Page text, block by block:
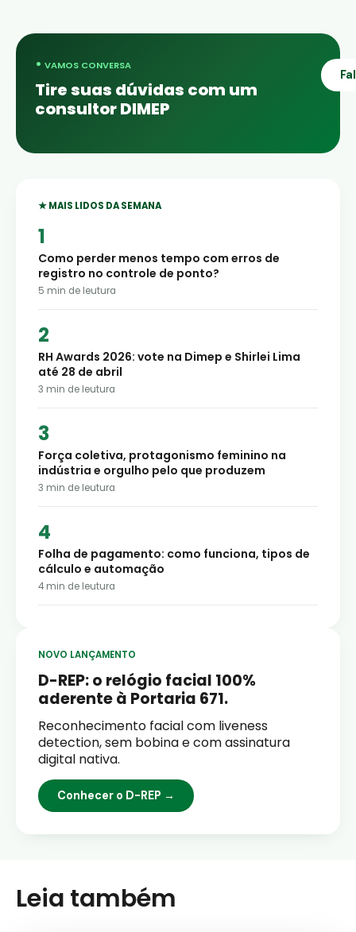
• VAMOS CONVERSA
Tire suas dúvidas com um
consultor DIMEP
★ MAIS LIDOS DA SEMANA
Como perder menos tempo com erros de
registro no controle de ponto?
5 min de leutura
RH Awards 2026: vote na Dimep e Shirlei Lima
até 28 de abril
3 min de leutura
Força coletiva, protagonismo feminino na
indústria e orgulho pelo que produzem
3 min de leutura
Folha de pagamento: como funciona, tipos de
cálculo e automação
4 min de leutura
NOVO LANÇAMENTO
D-REP: o relógio facial 100%
aderente à Portaria 671.
Reconhecimento facial com liveness
detection, sem bobina e com assinatura
digital nativa.
Conhecer o D-REP →
Leia também